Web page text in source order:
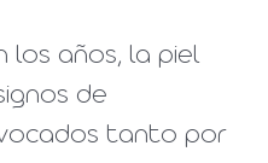
los años, la piel
de
tanto por